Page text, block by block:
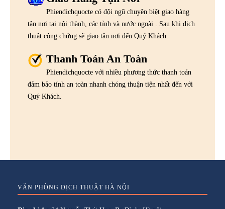
Phiendichquocte có đội ngũ chuyên biệt giao hàng
tận nơi tại nội thành, các tỉnh và nước ngoài . Sau khi dịch
thuật công chứng sẽ giao tận nơi đến Quý Khách.
Thanh Toán An Toàn
Phiendichquocte với nhiều phương thức thanh toán
đảm bảo tính an toàn nhanh chóng thuận tiện nhất đến với
Quý Khách.
VĂN PHÒNG DỊCH THUẬT HÀ NỘI